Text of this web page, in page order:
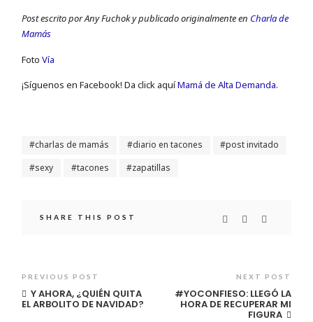
Post escrito por Any Fuchok y publicado originalmente en Charla de
Mamás
FotoVía
¡Sí­guenos en Facebook! Da click aquíMamá de Alta Demanda.
charlas de mamás diario en tacones
post invitado
sexy
tacones zapatillas
SHARE THIS POST
PREVIOUS POST
Y AHORA, ¿QUIÉN QUITA
EL ARBOLITO DE NAVIDAD?
NEXT POST
#YOCONFIESO: LLEGÓ LA
HORA DE RECUPERAR MI
FIGURA